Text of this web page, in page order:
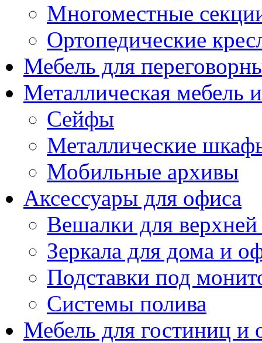
Многоместные
Ортопедические
Мебель для
Металлическая мебель
Сейфы
Металлические
Мобильные архивы
Аксессуары для офиса
Вешалки для
Зеркала для дома и
Подставки под
Системы полива
Мебель для гостиниц